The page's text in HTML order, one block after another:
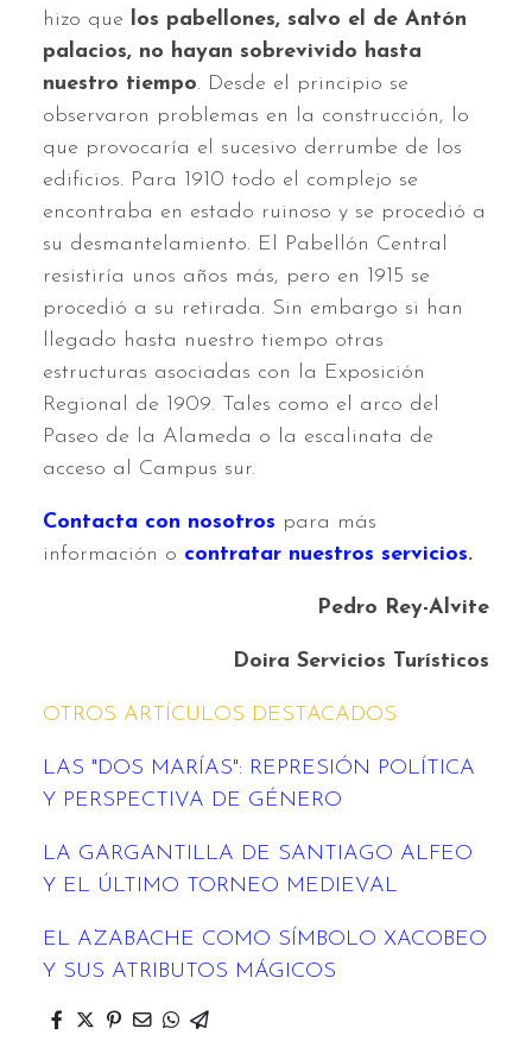
hizo que
los pabellones, salvo el de Antón
palacios, no hayan sobrevivido hasta
nuestro tiempo. Desde el principio se
observaron problemas en la construcción, lo
que provocaría el sucesivo derrumbe de los
edificios. Para 1910 todo el complejo se
encontraba en estado ruinoso y se procedió a
su desmantelamiento. El Pabellón Central
resistiría unos años más, pero en 1915 se
procedió a su retirada. Sin embargo si han
llegado hasta nuestro tiempo otras
estructuras asociadas con la Exposición
Regional de 1909. Tales como el arco del
Paseo de la Alameda o la escalinata de
acceso al Campus sur.
Contacta con nosotros para más
información o contratar nuestros servicios.
Pedro Rey-Alvite
Doira Servicios Turísticos
OTROS ARTÍCULOS DESTACADOS
LAS "DOS MARÍAS": REPRESIÓN POLÍTICA
Y PERSPECTIVA DE GÉNERO
LA GARGANTILLA DE SANTIAGO ALFEO
Y EL ÚLTIMO TORNEO MEDIEVAL
EL AZABACHE COMO SÍMBOLO XACOBEO
Y SUS ATRIBUTOS MÁGICOS